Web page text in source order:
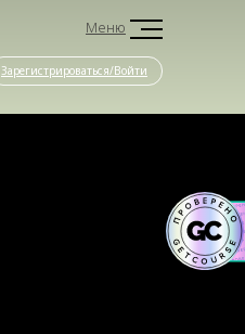
Зарегистрироваться/Войти
Меню